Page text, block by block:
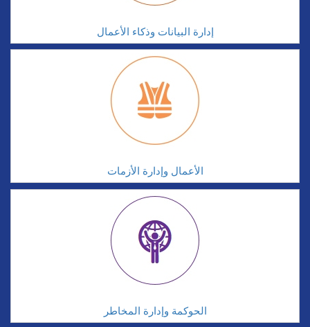
إدارة البيانات وذكاء الأعمال
الأعمال وإدارة الأزمات
الحوكمة وإدارة المخاطر